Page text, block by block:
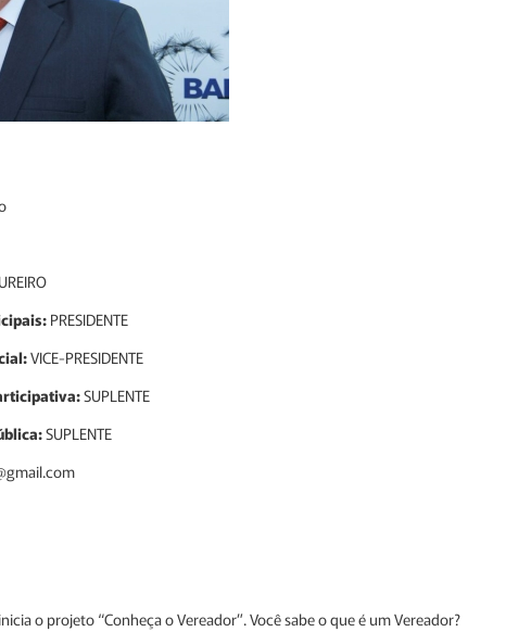
PRESIDENTE
VICE-PRESIDENTE
SUPLENTE
SUPLENTE
o projeto “Conheça o Vereador”. Você sabe o que é um Vereador?